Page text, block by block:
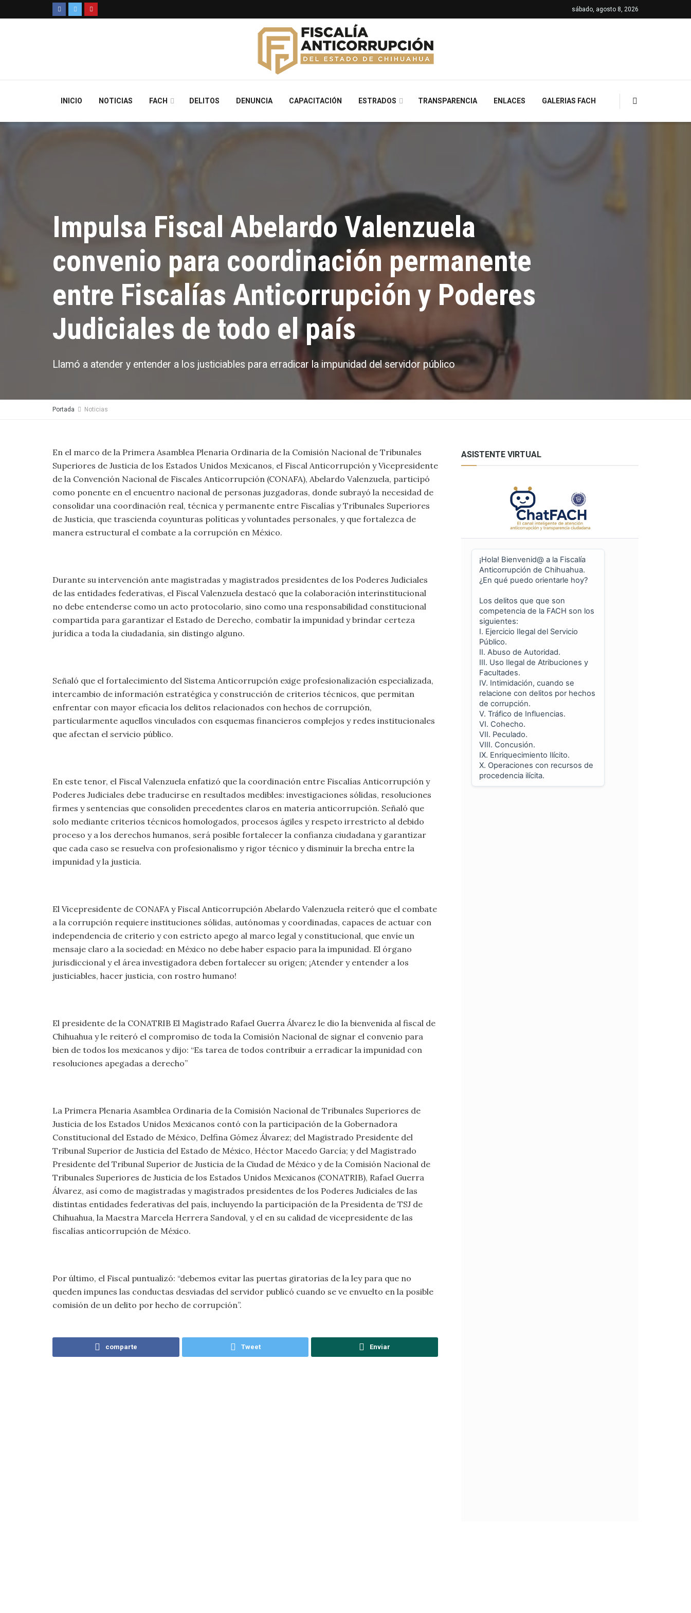
sábado, agosto 8, 2026
INICIO NOTICIAS FACH DELITOS DENUNCIA CAPACITACIÓN ESTRADOS TRANSPARENCIA ENLACES GALERIAS FACH
Impulsa Fiscal Abelardo Valenzuela
convenio para coordinación permanente
entre Fiscalías Anticorrupción y Poderes
Judiciales de todo el país
Llamó a atender y entender a los justiciables para erradicar la impunidad del servidor público
Portada Noticias
En el marco de la Primera Asamblea Plenaria Ordinaria de la Comisión Nacional de Tribunales
Superiores de Justicia de los Estados Unidos Mexicanos, el Fiscal Anticorrupción y Vicepresidente
de la Convención Nacional de Fiscales Anticorrupción (CONAFA), Abelardo Valenzuela, participó
como ponente en el encuentro nacional de personas juzgadoras, donde subrayó la necesidad de
consolidar una coordinación real, técnica y permanente entre Fiscalías y Tribunales Superiores
de Justicia, que trascienda coyunturas políticas y voluntades personales, y que fortalezca de
manera estructural el combate a la corrupción en México.
Durante su intervención ante magistradas y magistrados presidentes de los Poderes Judiciales
de las entidades federativas, el Fiscal Valenzuela destacó que la colaboración interinstitucional
no debe entenderse como un acto protocolario, sino como una responsabilidad constitucional
compartida para garantizar el Estado de Derecho, combatir la impunidad y brindar certeza
jurídica a toda la ciudadanía, sin distingo alguno.
Señaló que el fortalecimiento del Sistema Anticorrupción exige profesionalización especializada,
intercambio de información estratégica y construcción de criterios técnicos, que permitan
enfrentar con mayor eficacia los delitos relacionados con hechos de corrupción,
particularmente aquellos vinculados con esquemas financieros complejos y redes institucionales
que afectan el servicio público.
En este tenor, el Fiscal Valenzuela enfatizó que la coordinación entre Fiscalías Anticorrupción y
Poderes Judiciales debe traducirse en resultados medibles: investigaciones sólidas, resoluciones
firmes y sentencias que consoliden precedentes claros en materia anticorrupción. Señaló que
solo mediante criterios técnicos homologados, procesos ágiles y respeto irrestricto al debido
proceso y a los derechos humanos, será posible fortalecer la confianza ciudadana y garantizar
que cada caso se resuelva con profesionalismo y rigor técnico y disminuir la brecha entre la
impunidad y la justicia.
El Vicepresidente de CONAFA y Fiscal Anticorrupción Abelardo Valenzuela reiteró que el combate
a la corrupción requiere instituciones sólidas, autónomas y coordinadas, capaces de actuar con
independencia de criterio y con estricto apego al marco legal y constitucional, que envíe un
mensaje claro a la sociedad: en México no debe haber espacio para la impunidad. El órgano
jurisdiccional y el área investigadora deben fortalecer su origen; ¡Atender y entender a los
justiciables, hacer justicia, con rostro humano!
El presidente de la CONATRIB El Magistrado Rafael Guerra Álvarez le dio la bienvenida al fiscal de
Chihuahua y le reiteró el compromiso de toda la Comisión Nacional de signar el convenio para
bien de todos los mexicanos y dijo: “Es tarea de todos contribuir a erradicar la impunidad con
resoluciones apegadas a derecho”
La Primera Plenaria Asamblea Ordinaria de la Comisión Nacional de Tribunales Superiores de
Justicia de los Estados Unidos Mexicanos contó con la participación de la Gobernadora
Constitucional del Estado de México, Delfina Gómez Álvarez; del Magistrado Presidente del
Tribunal Superior de Justicia del Estado de México, Héctor Macedo García; y del Magistrado
Presidente del Tribunal Superior de Justicia de la Ciudad de México y de la Comisión Nacional de
Tribunales Superiores de Justicia de los Estados Unidos Mexicanos (CONATRIB), Rafael Guerra
Álvarez, así como de magistradas y magistrados presidentes de los Poderes Judiciales de las
distintas entidades federativas del país, incluyendo la participación de la Presidenta de TSJ de
Chihuahua, la Maestra Marcela Herrera Sandoval, y el en su calidad de vicepresidente de las
fiscalías anticorrupción de México.
Por último, el Fiscal puntualizó: “debemos evitar las puertas giratorias de la ley para que no
queden impunes las conductas desviadas del servidor publicó cuando se ve envuelto en la posible
comisión de un delito por hecho de corrupción”.
comparte Tweet Enviar
ASISTENTE VIRTUAL